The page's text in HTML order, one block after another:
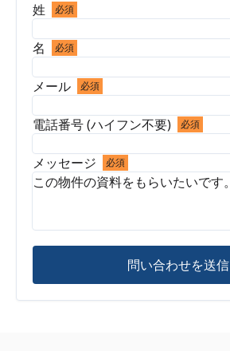
姓 必須
名 必須
メール 必須
電話番号 (ハイフン不要) 必須
メッセージ 必須
問い合わせを送信